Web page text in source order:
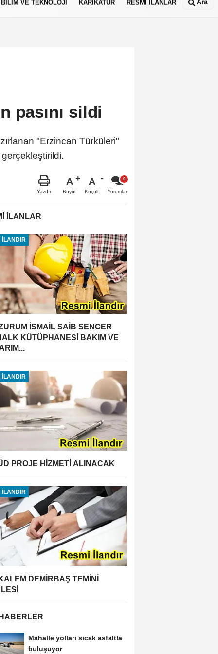
BİLİM VE TEKNOLOJİ KARİKATÜR RESMİ İLANLAR Ara
pasını sildi
"Erzincan Türküleri"
gerçekleştirildi.
Yazdır
A
Büyüt
A
Küçült Yorumlar
İLANLAR
İLANDIR
İSMAİL SAİB SENCER
KÜTÜPHANESİ BAKIM VE
İLANDIR
PROJE HİZMETİ ALINACAK
İLANDIR
DEMİRBAŞ TEMİNİ
Mahalle yolları sıcak asfaltla
buluşuyor